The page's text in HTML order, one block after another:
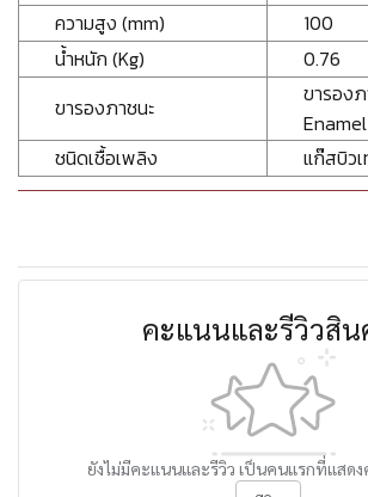
ความสูง (mm)
100
น้ำหนัก (Kg)
0.76
ขารองภาชนะ
ขารอง
ชนิดเชื้อเพลิง
แก๊สบิว
คะแนนและรีวิวสิน
ยังไม่มีคะแนนและรีวิว เป็นคนแรกที่แสด